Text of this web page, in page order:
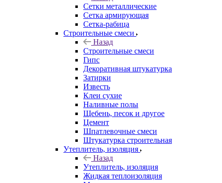
Сетки металлические
Сетка армирующая
Сетка-рабица
Строительные смеси
Назад
Строительные смеси
Гипс
Декоративная штукатурка
Затирки
Известь
Клеи сухие
Наливные полы
Щебень, песок и другое
Цемент
Шпатлевочные смеси
Штукатурка строительная
Утеплитель, изоляция
Назад
Утеплитель, изоляция
Жидкая теплоизоляция